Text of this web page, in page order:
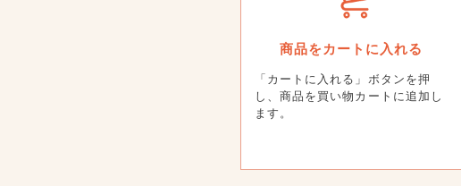
商品をカートに入れる
「カートに入れる」ボタンを押
し、商品を買い物カートに追加し
ます。